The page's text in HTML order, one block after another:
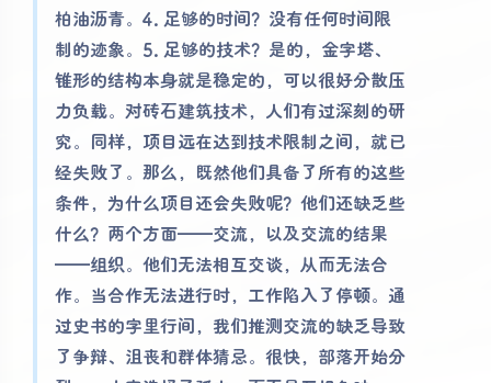
柏油沥青。4. 足够的时间？没有任何时间限
制的迹象。5. 足够的技术？是的，金字塔、
锥形的结构本身就是稳定的，可以很好分散压
力负载。对砖石建筑技术，人们有过深刻的研
究。同样，项目远在达到技术限制之间，就已
经失败了。那么，既然他们具备了所有的这些
条件，为什么项目还会失败呢？他们还缺乏些
什么？两个方面——交流，以及交流的结果
——组织。他们无法相互交谈，从而无法合
作。当合作无法进行时，工作陷入了停顿。通
过史书的字里行间，我们推测交流的缺乏导致
了争辩、沮丧和群体猜忌。很快，部落开始分